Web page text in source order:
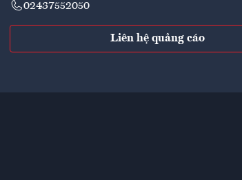
02437552050
Liên hệ quảng cáo